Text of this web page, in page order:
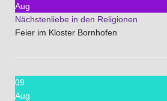
Aug
Nächstenliebe in den Religionen
Feier im Kloster Bornhofen
09
Aug